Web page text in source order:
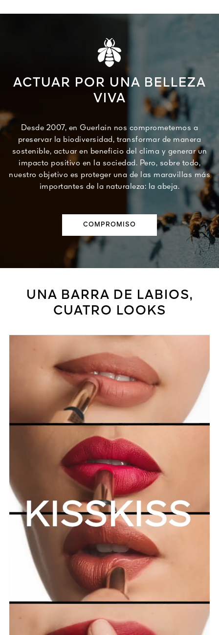
ACTUAR POR UNA BELLEZA
VIVA
Desde 2007, en Guerlain nos comprometemos a
preservar la biodiversidad, transformar de manera
sostenible, actuar en beneficio del clima y generar un
impacto positivo en la sociedad. Pero, sobre todo,
nuestro objetivo es proteger una de las maravillas más
importantes de la naturaleza: la abeja.
COMPROMISO
UNA BARRA DE LABIOS,
CUATRO LOOKS